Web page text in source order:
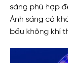
sáng phù hợp
Ánh sáng có
bầu không khí